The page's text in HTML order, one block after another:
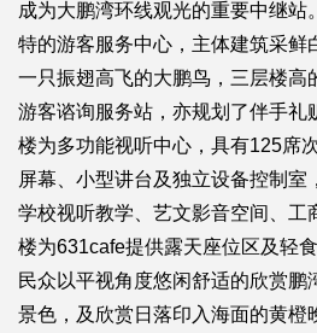
成为大鹏湾环线观光的重要中继站
特的游客服务中心，主体建筑采鲜
一只振翅高飞的大鹏鸟，三层楼高
游客谘询服务站，亦规划了伴手礼
楼为多功能视听中心，具有125席
屏幕、小型讲台及独立设备控制室
学校视听教学、艺文影音空间、工
楼为631cafe提供露天座位区及轻
民众以平视角度悠闲舒适的欣赏鹏
景色，及欣赏日落印入海面的黄橙